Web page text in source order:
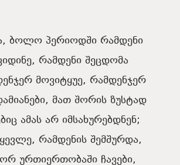
ბოლო პერიოდში რამდენი
რამდენი შეცდომა
მოვიტყუე, რამდენჯერ
მათ შორის ზუსტად
ამას არ იმსახურებდნენ;
რამდენის შემშურდა,
ურთიერთობაში ჩავები,